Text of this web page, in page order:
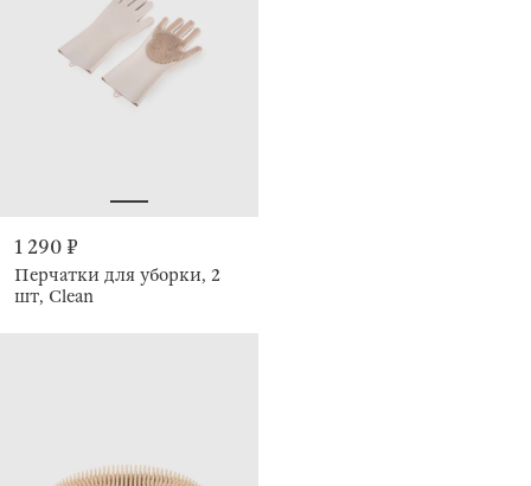
1 290 ₽
Перчатки для уборки, 2
шт, Clean